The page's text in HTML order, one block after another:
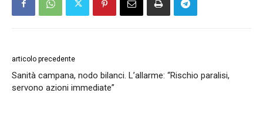
articolo precedente
Sanità campana, nodo bilanci. L’allarme: “Rischio paralisi,
servono azioni immediate”